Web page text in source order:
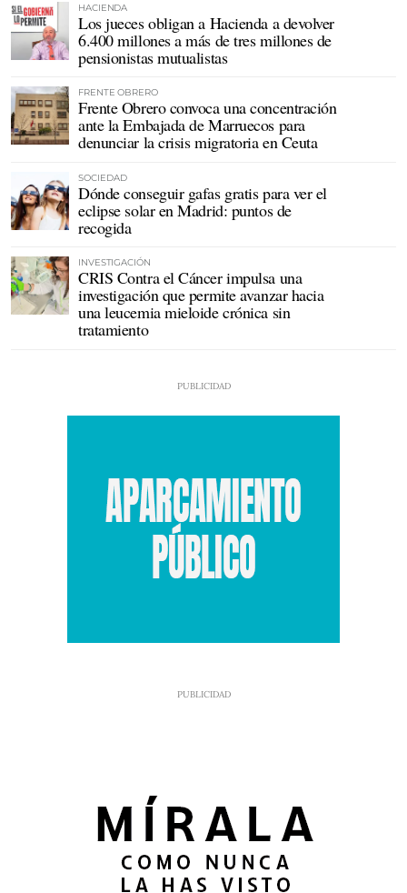
HACIENDA
Los jueces obligan a Hacienda a devolver
6.400 millones a más de tres millones de
pensionistas mutualistas
FRENTE OBRERO
Frente Obrero convoca una concentración
ante la Embajada de Marruecos para
denunciar la crisis migratoria en Ceuta
SOCIEDAD
Dónde conseguir gafas gratis para ver el
eclipse solar en Madrid: puntos de
recogida
INVESTIGACIÓN
CRIS Contra el Cáncer impulsa una
investigación que permite avanzar hacia
una leucemia mieloide crónica sin
tratamiento